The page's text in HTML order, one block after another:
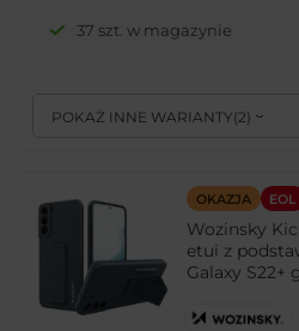
POKAŻ INNE WARIANTY(2)
37 szt. w magazynie
OKAZJA EOL
Wozinsky
etui z
Galaxy S22+